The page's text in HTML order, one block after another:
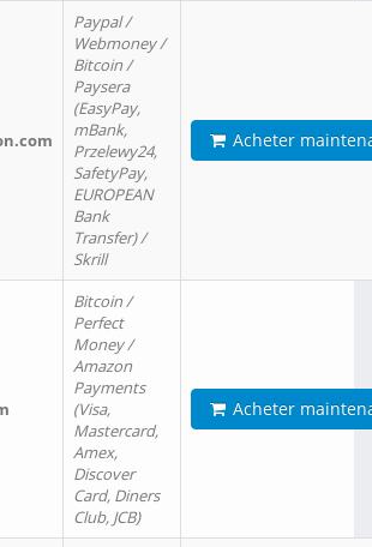
Paypal /
Webmoney /
Bitcoin /
Paysera
(EasyPay,
mBank,
Przelewy24,
SafetyPay,
EUROPEAN
Bank
Transfer) /
Skrill
Acheter
Bitcoin /
Perfect
Money /
Amazon
Payments
(Visa,
Mastercard,
Amex,
Discover
Card, Diners
Club, JCB)
Acheter